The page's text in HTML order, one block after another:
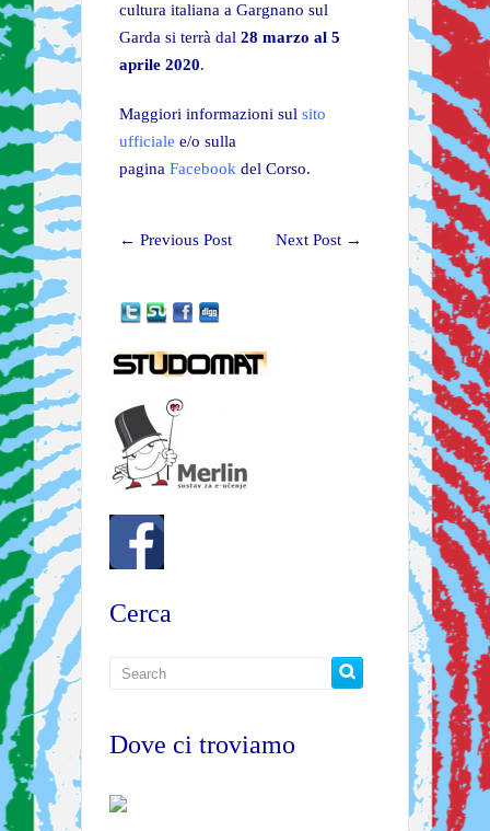
cultura italiana a Gargnano sul
Garda si terrà dal 28 marzo al 5
aprile 2020.
Maggiori informazioni sul sito
ufficiale e/o sulla
pagina Facebook del Corso.
← Previous Post Next Post →
Cerca
Dove ci troviamo